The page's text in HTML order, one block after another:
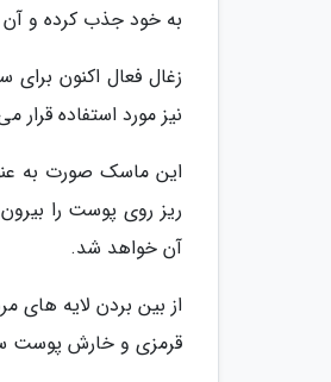
به خود جذب کرده و آن
زغال فعال اکنون
نیز مورد استفاده
این ماسک صورت به
ریز روی پوست را
آن خواهد شد.
از بین بردن لایه های
قرمزی و خارش پوست